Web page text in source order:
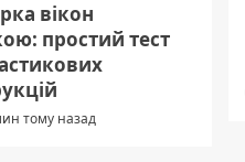
вікон
простий тест
тому назад